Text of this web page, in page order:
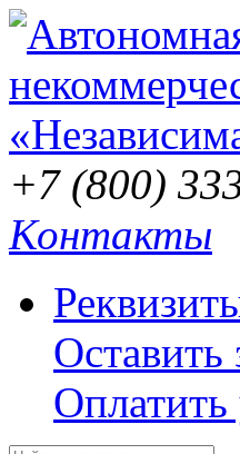
+7 (800)
Контакты
Оставить
Оплатить